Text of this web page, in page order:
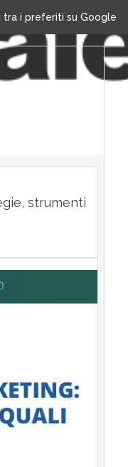
tra i preferiti su Google
strumenti